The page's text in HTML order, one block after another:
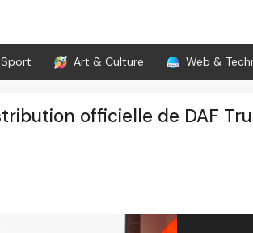
Sport Art & Culture Web &
officielle de DAF